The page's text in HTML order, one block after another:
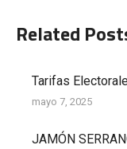
Related
Tarifas
mayo 7, 2025
JAMÓN